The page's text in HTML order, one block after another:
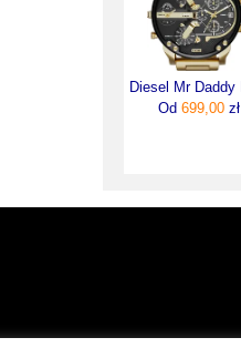
Od 699,00zł